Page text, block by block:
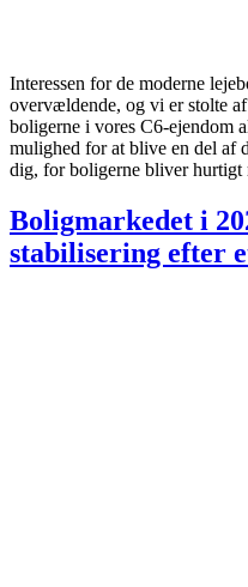
Interessen for de moderne
overvældende, og vi er stolte
boligerne i vores C6-ejendom
mulighed for at blive en del af
dig, for boligerne bliver
Boligmarkedet i
stabilisering efter